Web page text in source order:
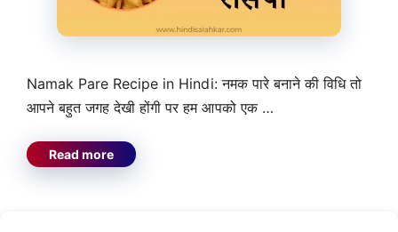
Namak Pare Recipe in Hindi: नमक पारे बनाने की विधि तो
आपने बहुत जगह देखी होंगी पर हम आपको एक …
Read more